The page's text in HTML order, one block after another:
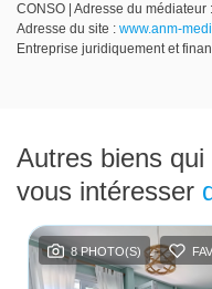
CONSO | Adresse du médiateur
Adresse du site : www.anm-
Entreprise juridiquement et
Autres biens
vous intéresser
7 PHOTO(S)